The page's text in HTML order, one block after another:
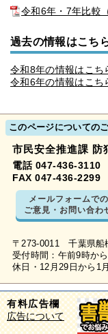
令和6年・7年比較
過去の情報はこち
令和8年の情報はこち
令和6年の情報はこち
このページについての
市民安全推進課 防
電話 047-436-3110
FAX 047-436-2299
メールフォームでの
ご意見・お問い合わ
〒273-0011 千葉県船
受付時間：午前9時か
休日・12月29日から1
有料広告欄
広告について